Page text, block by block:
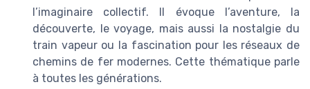
l’imaginaire collectif. Il évoque l’aventure, la
découverte, le voyage, mais aussi la nostalgie du
train vapeur ou la fascination pour les réseaux de
chemins de fer modernes. Cette thématique parle
à toutes les générations.